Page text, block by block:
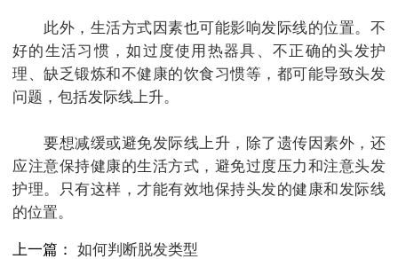
此外，生活方式因素也可能影响发际线的位置。不
好的生活习惯，如过度使用热器具、不正确的头发护
理、缺乏锻炼和不健康的饮食习惯等，都可能导致头发
问题，包括发际线上升。
要想减缓或避免发际线上升，除了遗传因素外，还
应注意保持健康的生活方式，避免过度压力和注意头发
护理。只有这样，才能有效地保持头发的健康和发际线
的位置。
上一篇： 如何判断脱发类型